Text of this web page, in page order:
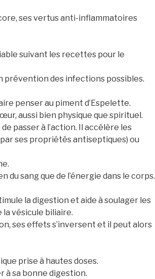
ses vertus anti-inflammatoires
suivant les recettes pour le
des infections possibles.
penser au piment d’Espelette.
aussi bien physique que spirituel.
passer à l’action. Il accélère les
ses propriétés antiseptiques) ou
du sang que de l’énergie dans le corps.
la digestion et aide à soulager les
la vésicule biliaire.
ses effets s’inversent et il peut alors
prise à hautes doses.
à sa bonne digestion.